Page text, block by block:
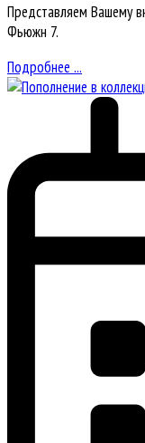
Представляем Вашему
Фьюжн 7.
Подробнее ...